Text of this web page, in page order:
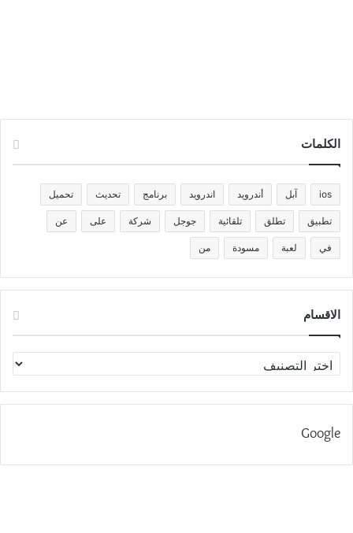
الكلمات
ios آبل أندرويد اندرويد برنامج تحديث تحميل
تطبيق تطلق تلقائية جوجل شركة على عن
في لعبة مسودة من
الاقسام
الاقسام
Google